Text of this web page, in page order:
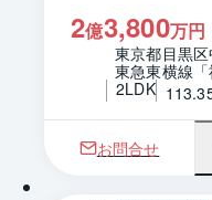
2億3,800万円
東京都目黒
東急東横線
2LDK
お問合せ